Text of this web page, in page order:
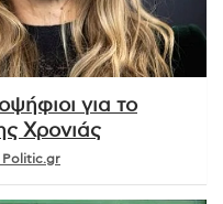
για το
Χρονιάς
Politic.gr